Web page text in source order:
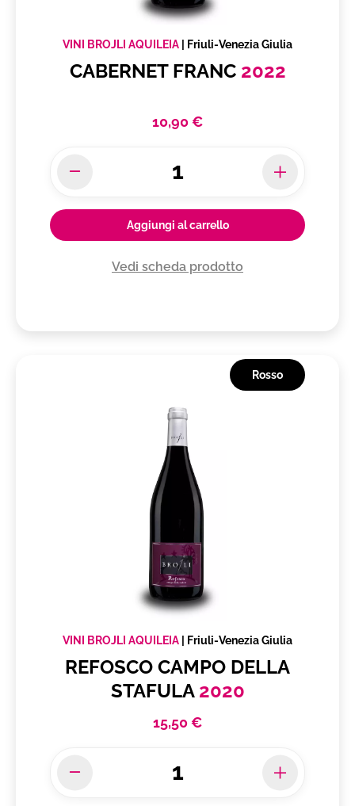
VINI BROJLI AQUILEIA | Friuli-Venezia Giulia
CABERNET FRANC 2022
10,90 €
Aggiungi al carrello
Vedi scheda prodotto
Rosso
VINI BROJLI AQUILEIA | Friuli-Venezia Giulia
REFOSCO CAMPO DELLA
STAFULA 2020
15,50 €